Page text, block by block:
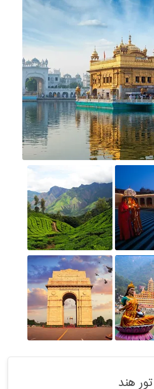
جمهوری هند کشوری در جنوب قاره پهناور
پایتخت آن شهر دهلی نو است و از شهر
توان به جیپور، بمبئی، حیدر آباد، گوا،
و کلکته اشاره کرد.هند دومین کشور
کشور پهناور جهان است. راجستان،
هند است که در شمال غربی این کشور واقع
ترین شهر هند، بندر بمبئی است که
بیشتر در موردویزای توریستی هند
اولین تمدن در هند به 3000 سال قبل از میلاد مسیح می
رسد. زبان فارسی در دوره غزنویان وارد هند شد و طی 800
و ترکان فارسی زبان بر هند، این کشور
و زبان فارسی تأثیر زیادی پذیرفته
فدرال سوسیالیستی است و به
دموکراسی جهان را داده اند و نخست وزیر
کشور شمرده می شود. هند عضوی از
سازمان همکاری شانگهای می‌باشد.
پرطرفدارین تور هند در سراسر دنیا می
دهلی نو، جیپور و آگرا می شود. این
در شمال غربی کشور هند واقع شده
جای داده است و پربازدیدترین منطقه
هند